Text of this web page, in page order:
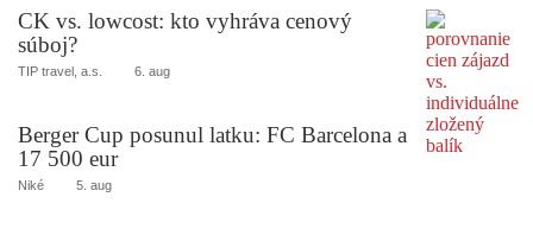
CK vs. lowcost: kto vyhráva cenový
súboj?
TIP travel, a.s. 6. aug
Berger Cup posunul latku: FC Barcelona a
17 500 eur
Niké 5. aug